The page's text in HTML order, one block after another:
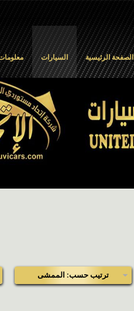
السيارات الصفحة الرئيسية
ترتيب حسب: الممشى